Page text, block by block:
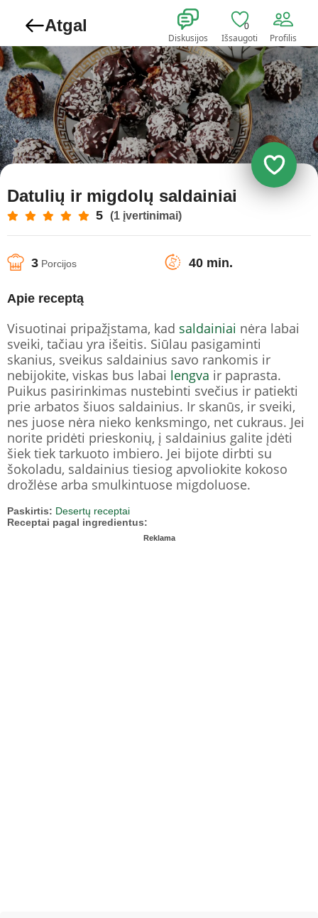
Atgal
Diskusijos
0
Išsaugoti Profilis
Datulių ir migdolų saldainiai
5 (1 įvertinimai)
3 Porcijos 40 min.
Apie receptą
Visuotinai pripažįstama, kad saldainiai nėra labai
sveiki, tačiau yra išeitis. Siūlau pasigaminti
skanius, sveikus saldainius savo rankomis ir
nebijokite, viskas bus labai lengva ir paprasta.
Puikus pasirinkimas nustebinti svečius ir patiekti
prie arbatos šiuos saldainius. Ir skanūs, ir sveiki,
nes juose nėra nieko kenksmingo, net cukraus. Jei
norite pridėti prieskonių, į saldainius galite įdėti
šiek tiek tarkuoto imbiero. Jei bijote dirbti su
šokoladu, saldainius tiesiog apvoliokite kokoso
drožlėse arba smulkintuose migdoluose.
Paskirtis: Desertų receptai
Receptai pagal ingredientus:
Reklama